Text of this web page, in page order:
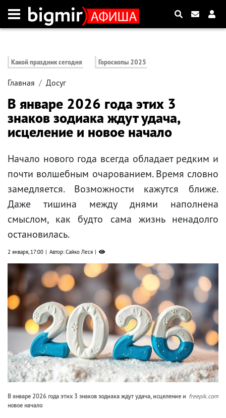
Какой праздник сегодня Гороскопы 2025
Главная Досуг
В январе 2026 года этих 3
знаков зодиака ждут удача,
исцеление и новое начало
Начало нового года всегда обладает редким и
почти волшебным очарованием. Время словно
замедляется. Возможности кажутся ближе.
Даже тишина между днями наполнена
смыслом, как будто сама жизнь ненадолго
остановилась.
2 января, 17:00 Автор: Сайко Леся
В январе 2026 года этих 3 знаков зодиака ждут удача, исцеление и
новое начало
freepik.com